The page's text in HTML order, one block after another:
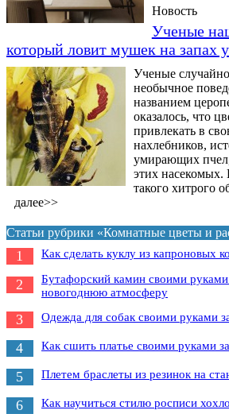
Новость
Ученые
который ловит мушек на
Ученые
необычное
названием
оказалось, что
привлекать в
нахлебников,
умирающих
этих насекомых.
такого хитрого
далее>>
Статьи рубрики «Комнатные цветы и
1 Как сделать куклу из капроновых
2
Бутафорский камин своими
новогоднюю атмосферу
3 Одежда для собак своими руками
4 Как сшить платье своими руками
5 Плетем браслеты из резинок на
6 Как научиться стилю росписи